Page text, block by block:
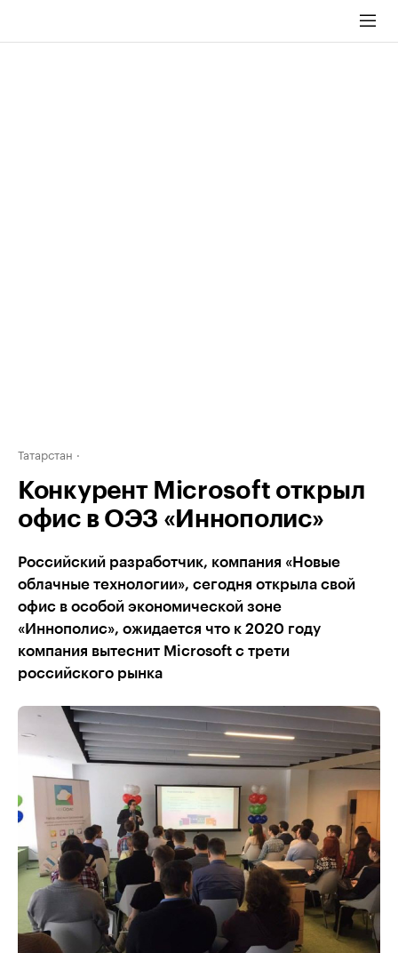
Татарстан
Конкурент Microsoft открыл
офис в ОЭЗ «Иннополис»
Российский разработчик, компания «Новые
облачные технологии», сегодня открыла свой
офис в особой экономической зоне
«Иннополис», ожидается что к 2020 году
компания вытеснит Microsoft с трети
российского рынка